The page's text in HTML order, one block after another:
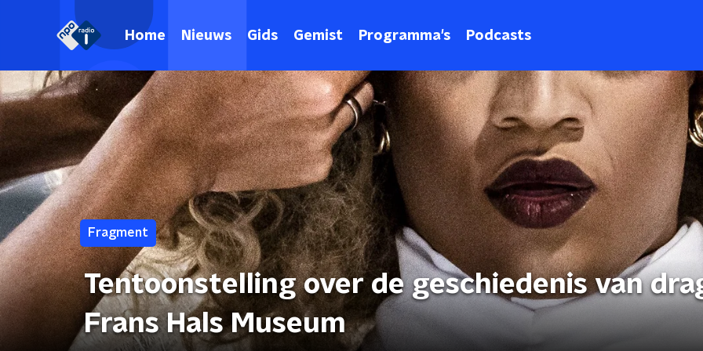
Home Nieuws Gids Gemist Programma's Podcasts
Fragment
Tentoonstelling over de geschiedenis van
Frans Hals Museum